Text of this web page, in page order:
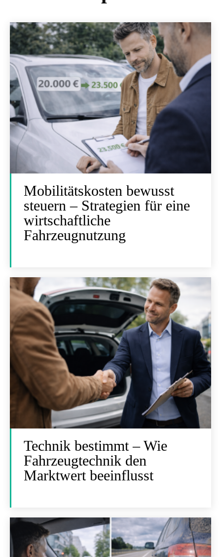
Mobilitätskosten bewusst
steuern – Strategien für eine
wirtschaftliche
Fahrzeugnutzung
Technik bestimmt – Wie
Fahrzeugtechnik den
Marktwert beeinflusst